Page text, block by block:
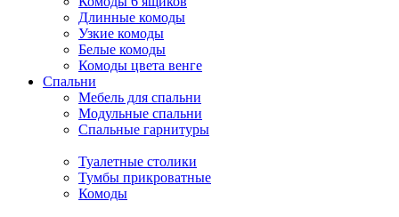
Длинные комоды
Узкие комоды
Белые комоды
Комоды цвета венге
Спальни
Мебель для спальни
Модульные спальни
Спальные гарнитуры
Туалетные столики
Тумбы прикроватные
Комоды